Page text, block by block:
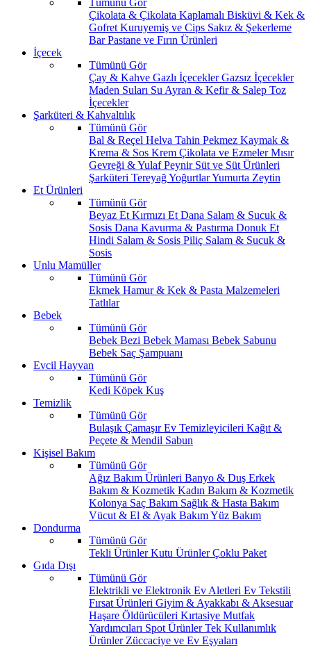
Çikolata & Çikolata Kaplamalı Bisküvi & Kek &
Gofret Kuruyemiş ve Cips Sakız & Şekerleme
BarPastane ve Fırın Ürünleri
İçecek
Tümünü Gör
Çay & Kahve Gazlı İçeceklerGazsız İçecekler
Maden Suları Su Ayran & Kefir & Salep Toz
İçecekler
Şarküteri & Kahvaltılık
Tümünü Gör
Bal & Reçel Helva Tahin Pekmez Kaymak &
Krema & Sos Krem Çikolata ve EzmelerMısır
Gevreği & YulafPeynir Süt ve Süt Ürünleri
Şarküteri TereyağYoğurtlarYumurta Zeytin
Et Ürünleri
Tümünü Gör
Beyaz Et Kırmızı Et Dana Salam & Sucuk &
Sosis Dana Kavurma & Pastırma Donuk Et
Hindi Salam & Sosis Piliç Salam & Sucuk &
Sosis
Unlu Mamüller
Tümünü Gör
Ekmek Hamur & Kek & Pasta Malzemeleri
Tatlılar
Bebek
Tümünü Gör
Bebek Bezi Bebek Maması Bebek Sabunu
Bebek Saç Şampuanı
Evcil Hayvan
Tümünü Gör
Kedi Köpek Kuş
Temizlik
Tümünü Gör
Bulaşık ÇamaşırEv Temizleyicileri Kağıt &
Peçete & Mendil Sabun
Kişisel Bakım
Tümünü Gör
Ağız Bakım Ürünleri Banyo & Duş Erkek
Bakım & Kozmetik Kadın Bakım & Kozmetik
Kolonya Saç Bakım Sağlık & Hasta Bakım
Vücut & El & Ayak BakımYüz Bakım
Dondurma
Tümünü Gör
Tekli ÜrünlerKutu ÜrünlerÇoklu Paket
Gıda Dışı
Tümünü Gör
Elektrikli ve Elektronik Ev Aletleri Ev Tekstili
Fırsat Ürünleri Giyim & Ayakkabı & Aksesuar
Haşare Öldürücüleri Kırtasiye Mutfak
Yardımcıları Spot ÜrünlerTek Kullanımlık
Ürünler Züccaciye ve Ev Eşyaları